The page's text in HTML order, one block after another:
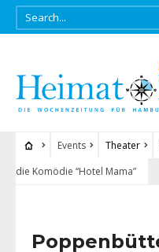
Events Theater
die Komödie “Hotel Mama”